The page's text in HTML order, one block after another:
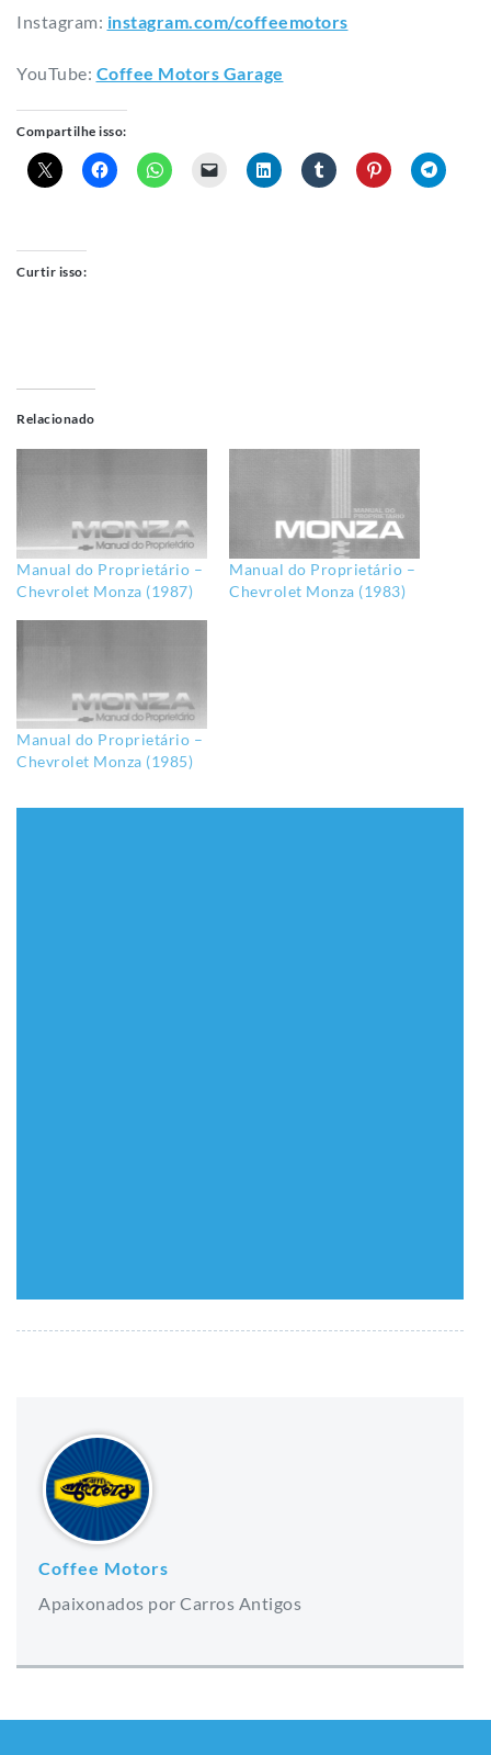
Instagram: instagram.com/coffeemotors​
YouTube: Coffee Motors Garage
Compartilhe isso:
Curtir isso:
Relacionado
Manual do Proprietário –
Chevrolet Monza (1987)
Manual do Proprietário –
Chevrolet Monza (1983)
Manual do Proprietário –
Chevrolet Monza (1985)
Coffee Motors
Apaixonados por Carros Antigos